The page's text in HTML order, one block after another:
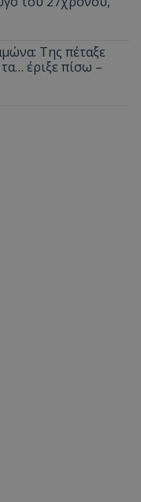
Της πέταξε
έριξε πίσω –